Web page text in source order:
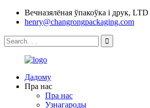
Вечназялёная ўпакоўка і друк, LTD
henry@changrongpackaging.com
Дадому
Пра нас
Пра нас
Узнагароды